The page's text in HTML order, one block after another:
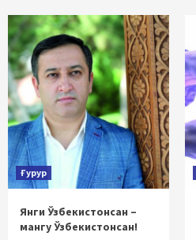
Ғурур
Янги Ўзбекистонсан –
мангу Ўзбекистонсан!